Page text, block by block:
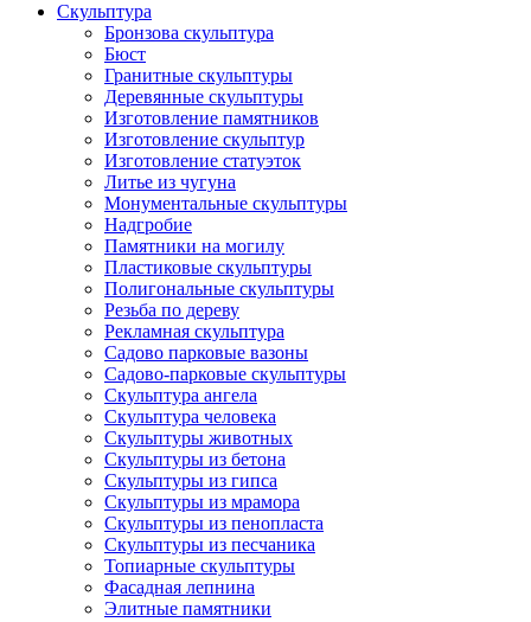
Скульптура
Бронзова скульптура
Бюст
Гранитные скульптуры
Деревянные скульптуры
Изготовление памятников
Изготовление скульптур
Изготовление статуэток
Литье из чугуна
Монументальные скульптуры
Надгробие
Памятники на могилу
Пластиковые скульптуры
Полигональные скульптуры
Резьба по дереву
Рекламная скульптура
Садово парковые вазоны
Садово-парковые скульптуры
Скульптура ангела
Скульптура человека
Скульптуры животных
Скульптуры из бетона
Скульптуры из гипса
Скульптуры из мрамора
Скульптуры из пенопласта
Скульптуры из песчаника
Топиарные скульптуры
Фасадная лепнина
Элитные памятники